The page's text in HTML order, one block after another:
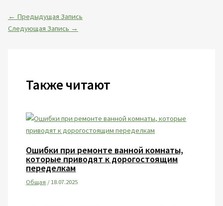
← Предыдущая Запись
Следующая Запись →
Также читают
Ошибки при ремонте ванной комнаты,
которые приводят к дорогостоящим
переделкам
Общая /18.07.2025